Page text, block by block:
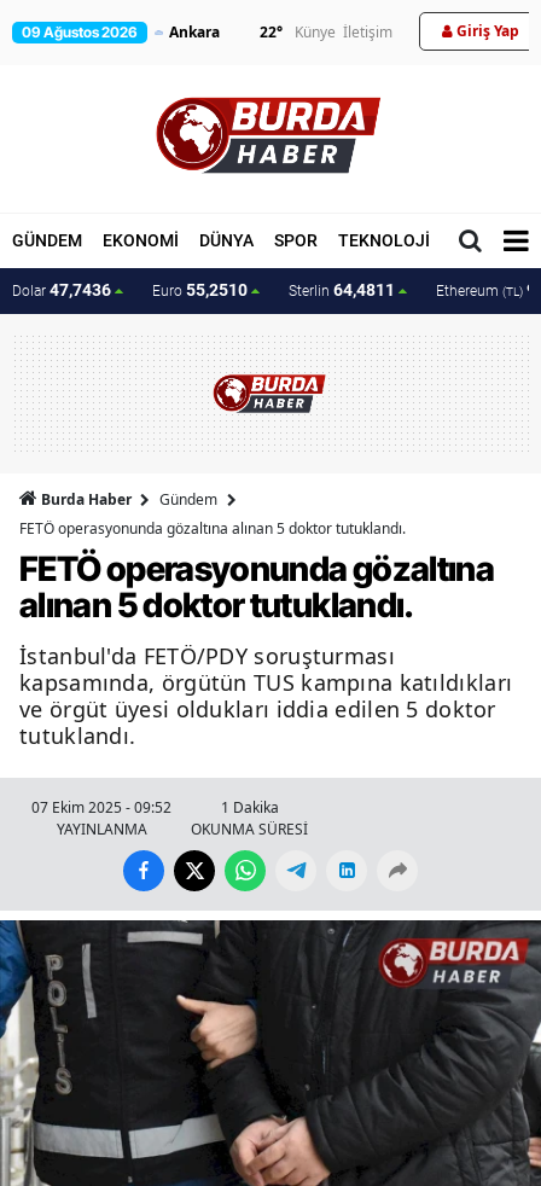
09 Ağustos 2026 22° Künye İletişim Giriş Yap
GÜNDEM EKONOMİ DÜNYA SPOR TEKNOLOJİ MAGAZİN
Dolar 47,7436 Euro 55,2510 Sterlin 64,4811 Ethereum (TL)
Burda Haber
Gündem
FETÖ operasyonunda gözaltına alınan 5 doktor tutuklandı.
FETÖ operasyonunda gözaltına
alınan 5 doktor tutuklandı.
İstanbul'da FETÖ/PDY soruşturması
kapsamında, örgütün TUS kampına katıldıkları
ve örgüt üyesi oldukları iddia edilen 5 doktor
tutuklandı.
07 Ekim 2025 - 09:52
YAYINLANMA
1 Dakika
OKUNMA SÜRESİ